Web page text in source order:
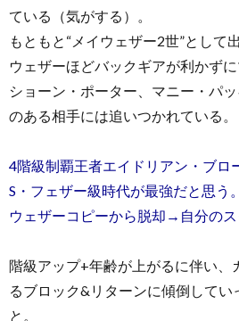
ている（気がする）。
もともと“メイウェザー2世”として
ウェザーほどバックギアが利かず
ショーン・ポーター、マニー・パ
のある相手には追いつかれている。
4階級制覇王者エイドリアン・ブロ
S・フェザー級時代が最強だと思う
ウェザーコピーから脱却→自分の
階級アップ+年齢が上がるに伴い、
るブロック&リターンに傾倒してい
と。